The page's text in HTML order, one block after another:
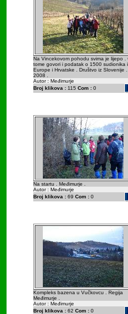
Na Vincekovom pohodu svima je lijepo .
tome govori i podatak o 1500 sudionika
Europe i Hrvatske . Društvo iz Slovenije .
2008 .
Autor : Međimurje
Broj klikova :115 Com :0
Na startu . Međimurje .
Autor : Međimurje
Broj klikova :69 Com :0
Kompleks bazena u Vučkovcu . Regija
Međimurje .
Autor : Međimurje
Broj klikova :62 Com :0